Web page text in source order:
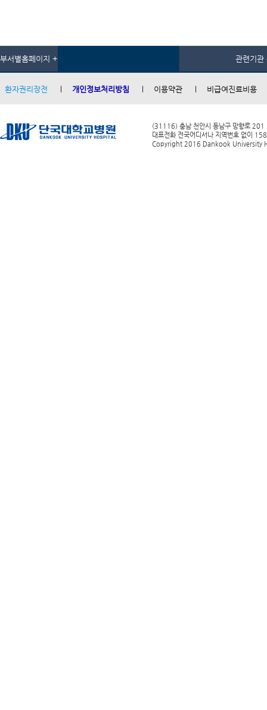
부서별홈페이지 + 관련기관
환자권리장전 개인정보처리방침 이용약관 비급여진료비용
(31116) 충남 천안시 동남구 망향로 201
대표전화 전국어디서나 지역번호 없이
Copyright 2016 Dankook University